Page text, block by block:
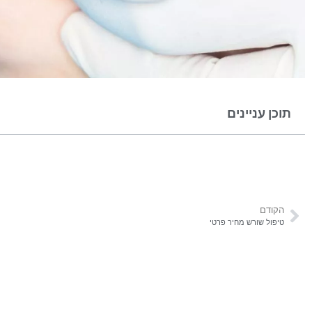
תוכן עניינים
הקודם
טיפול שורש מחיר פרטי